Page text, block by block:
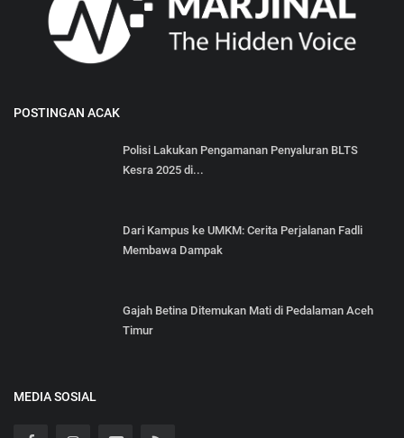
POSTINGAN ACAK
Polisi Lakukan Pengamanan Penyaluran BLTS
Kesra 2025 di...
Dari Kampus ke UMKM: Cerita Perjalanan Fadli
Membawa Dampak
Gajah Betina Ditemukan Mati di Pedalaman Aceh
Timur
MEDIA SOSIAL